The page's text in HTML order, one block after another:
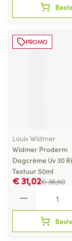
PROMO
Louis Widmer
Widmer Proderm
Dagcrème Uv 30
Textuur 50ml
€ 36,50
€ 31,02